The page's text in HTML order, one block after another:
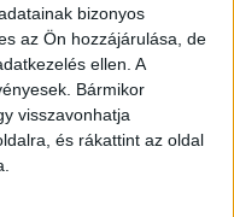
bizonyos
az Ön hozzájárulása, de
ellen. A
Bármikor
visszavonhatja
és rákattint az oldal
közös hangot, de nem
olykor adódhatnak
ki a kártyából a